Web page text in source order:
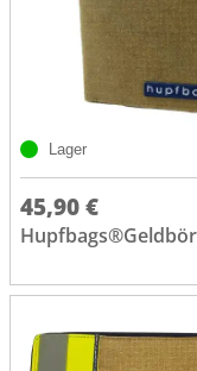
Lager
45,90 €